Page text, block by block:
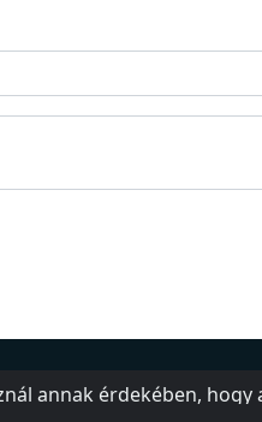
Adjon
annak érdekében,